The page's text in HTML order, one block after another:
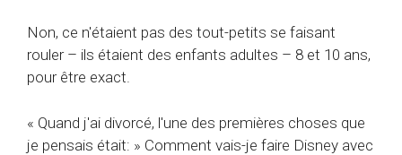
Non, ce n'étaient pas des tout-petits se faisant
rouler – ils étaient des enfants adultes – 8 et 10 ans,
pour être exact.
« Quand j'ai divorcé, l'une des premières choses que
je pensais était: » Comment vais-je faire Disney avec